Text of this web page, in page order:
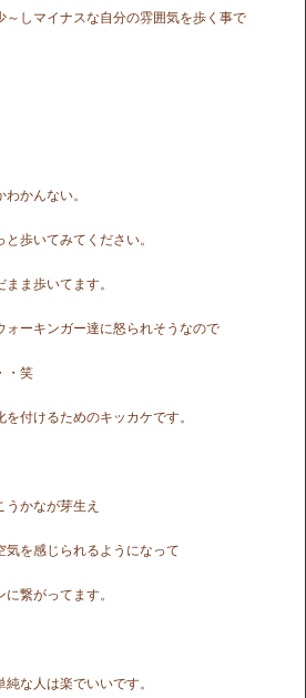
～しマイナスな自分の雰囲気を歩く事で
かんない。
歩いてみてください。
ま歩いてます。
ォーキンガー達に怒られそうなので
・笑
付けるためのキッカケです。
かなが芽生え
を感じられるようになって
繋がってます。
な人は楽でいいです。